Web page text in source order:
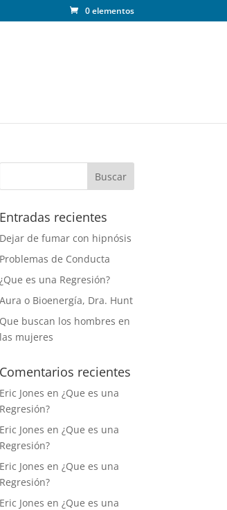
0 elementos
Entradas recientes
Dejar de fumar con hipnósis
Problemas de Conducta
¿Que es una Regresión?
Aura o Bioenergía, Dra. Hunt
Que buscan los hombres en
las mujeres
Comentarios recientes
Eric Jones en¿Que es una
Regresión?
Eric Jones en¿Que es una
Regresión?
Eric Jones en¿Que es una
Regresión?
Eric Jones en¿Que es una